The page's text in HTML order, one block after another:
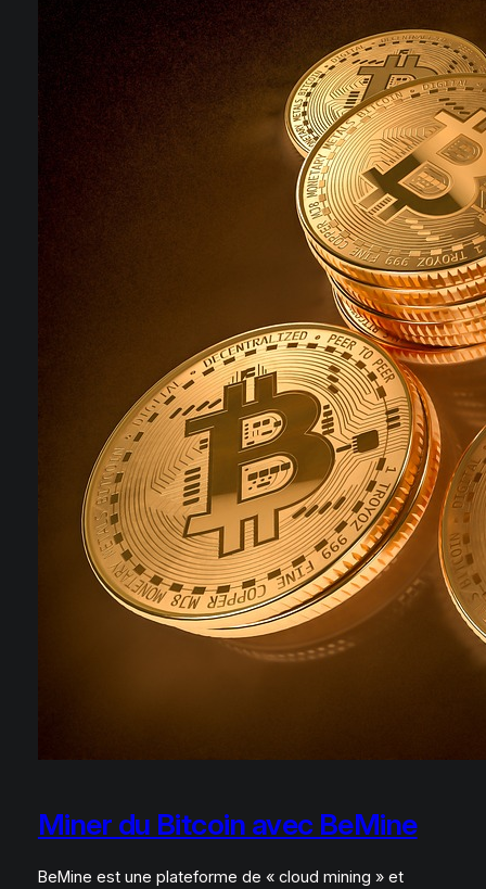
Miner du Bitcoin avec BeMine
BeMine est une plateforme de « cloud mining » et